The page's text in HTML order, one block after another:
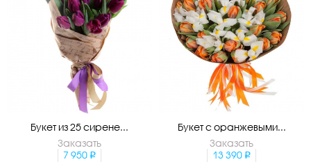
Букет из 25 сирене...
Заказать
7 950
Букет с оранжевыми...
Заказать
13 390